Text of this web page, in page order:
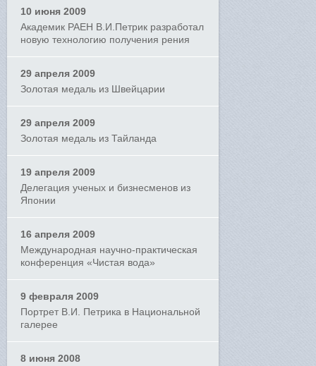
10 июня 2009
Академик РАЕН В.И.Петрик разработал
новую технологию получения рения
29 апреля 2009
Золотая медаль из Швейцарии
29 апреля 2009
Золотая медаль из Тайланда
19 апреля 2009
Делегация ученых и бизнесменов из
Японии
16 апреля 2009
Международная научно-практическая
конференция «Чистая вода»
9 февраля 2009
Портрет В.И. Петрика в Национальной
галерее
8 июня 2008